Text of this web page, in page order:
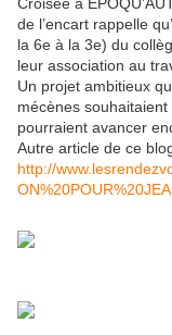
de l’encart rappelle
la 6e à la 3e) du
leur association au
Un projet ambitieux
mécènes
pourraient avancer
Autre article de ce
http://